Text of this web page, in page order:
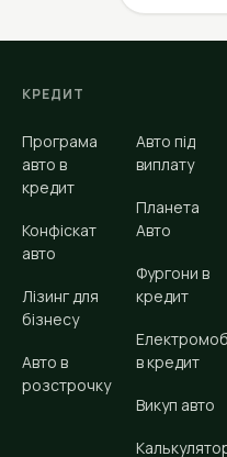
КРЕДИТ
Програма
авто в
кредит
Конфіскат
авто
Лізинг для
бізнесу
Авто в
розстрочку
Авто під
виплату
Планета
Авто
Фургони в
кредит
в кредит
Викуп авто